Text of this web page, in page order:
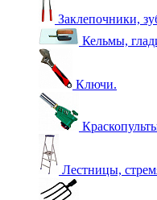
Заклепочники,
Кельмы,
Ключи.
Лестницы,